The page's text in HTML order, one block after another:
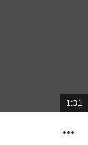
總
共
1:31